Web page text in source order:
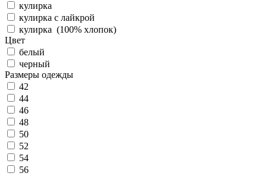
кулирка
кулирка с лайкрой
кулирка (100% хлопок)
Цвет
белый
черный
Размеры одежды
42
44
46
48
50
52
54
56